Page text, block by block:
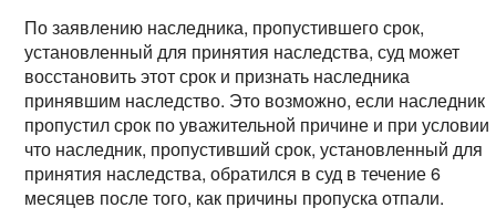
По заявлению наследника, пропустившего срок,
установленный для принятия наследства, суд может
восстановить этот срок и признать наследника
принявшим наследство. Это возможно, если наследник
пропустил срок по уважительной причине и при условии,
что наследник, пропустивший срок, установленный для
принятия наследства, обратился в суд в течение 6
месяцев после того, как причины пропуска отпали.